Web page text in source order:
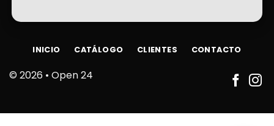
© 2026 • Open 24
INICIO CATÁLOGO CLIENTES CONTACTO